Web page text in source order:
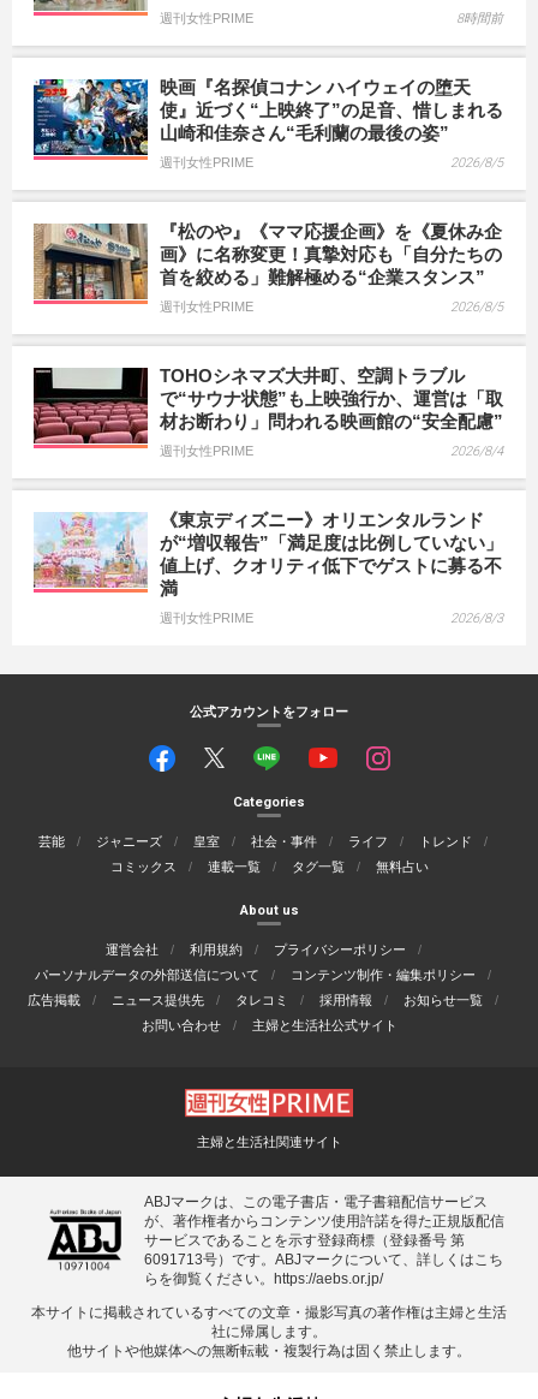
週刊女性PRIME 8時間前
映画『名探偵コナン ハイウェイの堕天
使』近づく“上映終了”の足音、惜しまれる
山崎和佳奈さん“毛利蘭の最後の姿”
週刊女性PRIME 2026/8/5
『松のや』《ママ応援企画》を《夏休み企
画》に名称変更！真摯対応も「自分たちの
首を絞める」難解極める“企業スタンス”
週刊女性PRIME 2026/8/5
TOHOシネマズ大井町、空調トラブル
で“サウナ状態”も上映強行か、運営は「取
材お断わり」問われる映画館の“安全配慮”
週刊女性PRIME 2026/8/4
《東京ディズニー》オリエンタルランド
が“増収報告”「満足度は比例していない」
値上げ、クオリティ低下でゲストに募る不
満
週刊女性PRIME 2026/8/3
公式アカウントをフォロー
Categories
芸能 ジャニーズ 皇室 社会・事件 ライフ
トレンド
コミックス
連載一覧 タグ一覧 無料占い
About us
運営会社 利用規約
プライバシーポリシー
パーソナルデータの外部送信について
コンテンツ制作・編集ポリシー
広告掲載
ニュース提供先 タレコミ 採用情報
お知らせ一覧
お問い合わせ
主婦と生活社公式サイト
主婦と生活社関連サイト
ABJマークは、この電子書店・電子書籍配信サービス
が、著作権者からコンテンツ使用許諾を得た正規版配信
サービスであることを示す登録商標（登録番号 第
6091713号）です。ABJマークについて、詳しくはこち
らを御覧ください。 https://aebs.or.jp/
本サイトに掲載されているすべての⽂章・撮影写真の著作権は主婦と⽣活
社に帰属します。
他サイトや他媒体への無断転載・複製⾏為は固く禁⽌します。